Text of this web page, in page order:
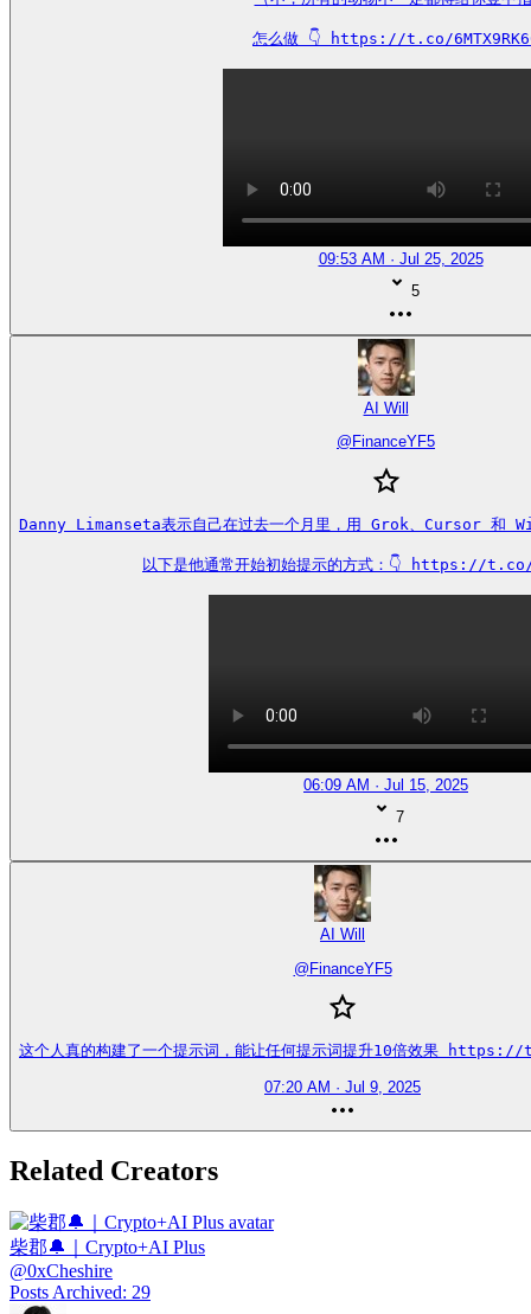
怎么做 👇 https://t.co/
09:53 AM · Jul 25, 2025
5
AI Will
@ FinanceYF5
Danny Limanseta表示自己在过去一个月里，用 Grok、Cursor 和
以下是他通常开始初始提示的方式：👇 https://
06:09 AM · Jul 15, 2025
7
AI Will
@ FinanceYF5
这个人真的构建了一个提示词，能让任何提示词提升10倍效果
07:20 AM · Jul 9, 2025
Related Creators
柴郡🔔｜Crypto+AI Plus
@0xCheshire
Posts Archived: 29